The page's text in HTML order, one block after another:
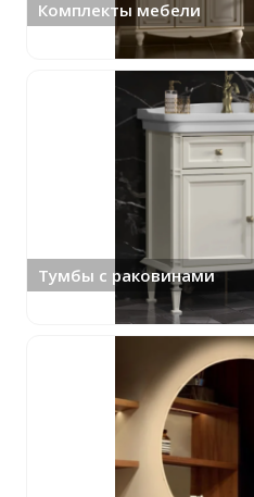
Комплекты мебели
Тумбы с раковинами